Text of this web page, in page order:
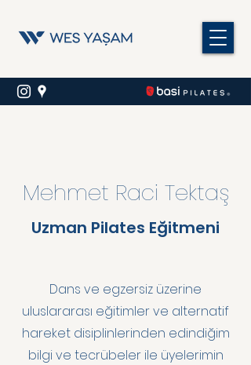
Mehmet Raci Tektaş
Uzman Pilates Eğitmeni
Dans ve egzersiz üzerine
uluslararası eğitimler ve alternatif
hareket disiplinlerinden edindiğim
bilgi ve tecrübeler ile üyelerimin